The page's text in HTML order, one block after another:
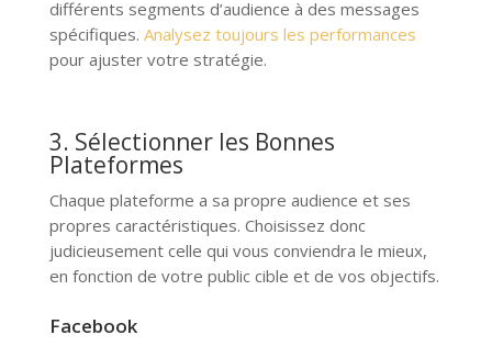
différents segments d’audience à des messages
spécifiques. Analysez toujours les performances
pour ajuster votre stratégie.
3. Sélectionner les Bonnes
Plateformes
Chaque plateforme a sa propre audience et ses
propres caractéristiques. Choisissez donc
judicieusement celle qui vous conviendra le mieux,
en fonction de votre public cible et de vos objectifs.
Facebook